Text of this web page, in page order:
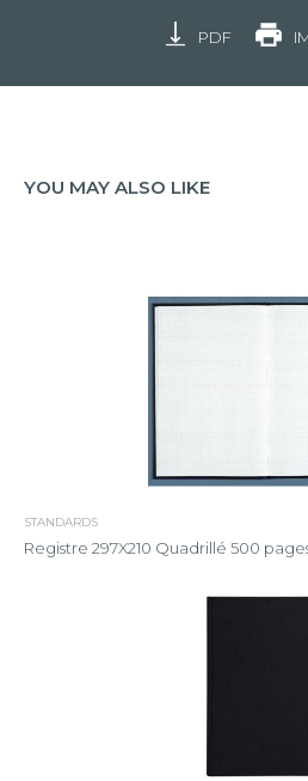
PDF
YOU MAY ALSO LIKE
STANDARDS
Registre 297X210 Quadrillé 500